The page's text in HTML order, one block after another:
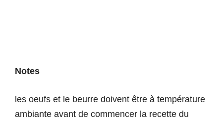
Notes
les oeufs et le beurre doivent être à température
ambiante avant de commencer la recette du